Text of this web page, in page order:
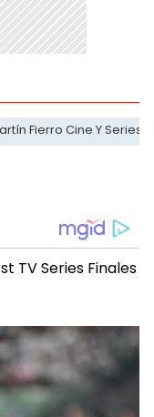
Fierro Cine Y Series